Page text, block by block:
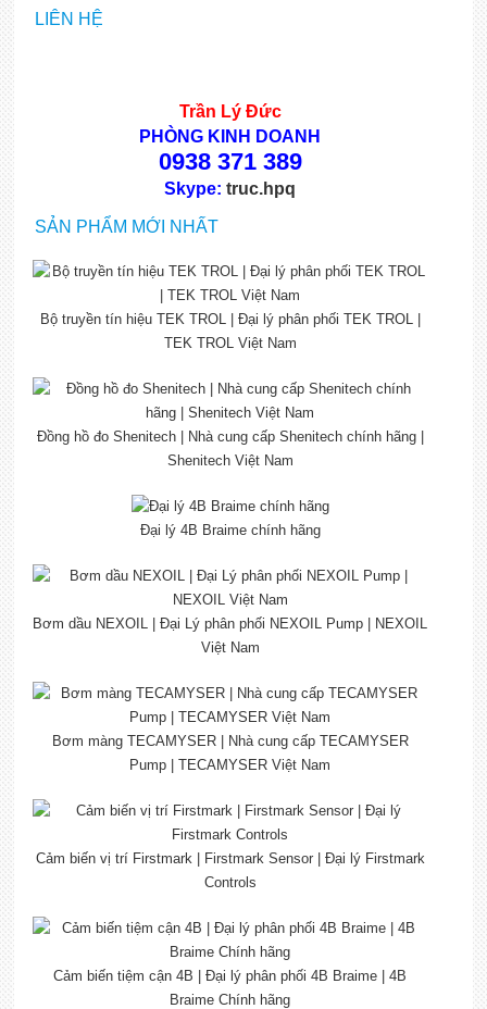
LIÊN HỆ
Trần Lý Đức
PHÒNG KINH DOANH
0938 371 389
Skype:truc.hpq
SẢN PHẨM MỚI NHẤT
Bộ truyền tín hiệu TEK TROL | Đại lý phân phối TEK TROL |
TEK TROL Việt Nam
Đồng hồ đo Shenitech | Nhà cung cấp Shenitech chính hãng |
Shenitech Việt Nam
Đại lý 4B Braime chính hãng
Bơm dầu NEXOIL | Đại Lý phân phối NEXOIL Pump | NEXOIL
Việt Nam
Bơm màng TECAMYSER | Nhà cung cấp TECAMYSER
Pump | TECAMYSER Việt Nam
Cảm biến vị trí Firstmark | Firstmark Sensor | Đại lý Firstmark
Controls
Cảm biến tiệm cận 4B | Đại lý phân phối 4B Braime | 4B
Braime Chính hãng